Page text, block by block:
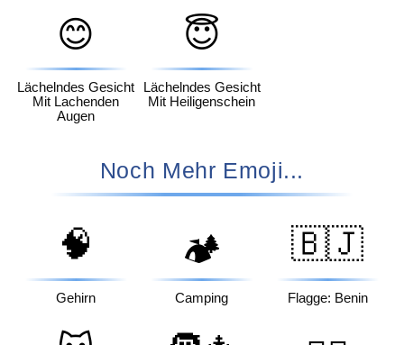
😊
Lächelndes Gesicht
Mit Lachenden
Augen
😇
Lächelndes Gesicht
Mit Heiligenschein
Noch Mehr Emoji...
🧠
Gehirn
🏕️
Camping
🇧🇯
Flagge: Benin